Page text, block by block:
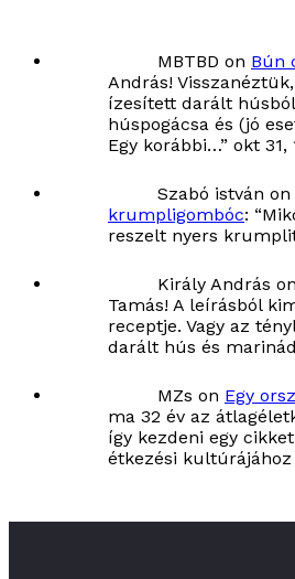
MBTBD on Bún
András!
ízesített darált
húspogácsa és (jó
Egy korábbi…” okt 31,
Szabó istván on
krumpligombóc: “
reszelt nyers
Király András on
Tamás! A leírásból
receptje. Vagy az
darált hús és
MZs on Egy
ma 32 év az
így kezdeni egy
étkezési